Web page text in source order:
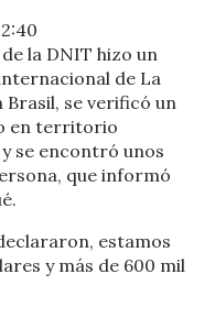
la DNIT hizo un
de La
Brasil, se verificó un
en territorio
se encontró unos
que informó
estamos
y más de 600 mil